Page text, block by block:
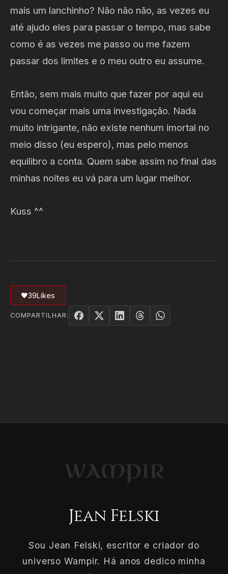
mais um lanchinho? Não não não, as vezes eu
até ajudo eles para passar o tempo, mas sabe
como é as vezes me passo ou me fazem
passar dos limites e o meu outro eu assume.
Então, sem mais muito que fazer por aqui eu
vou começar mais uma investigação. Nada
muito intrigante, não existe nenhum imortal no
meio disso (eu espero), mas pelo menos
equilibro a conta. Quem sabe assim no final das
minhas noites eu vá para um lugar melhor.
Kuss ^^
🖤39Likes
COMPARTILHAR:
Jean Felski
Sou Jean Felski, escritor e criador do
universo Wampir. Há anos dedico minha